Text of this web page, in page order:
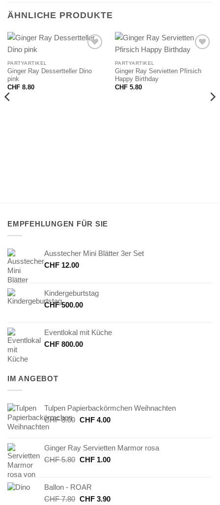
ÄHNLICHE PRODUKTE
PARTYARTIKEL
Ginger Ray Dessertteller Dino
pink
CHF8.80
PARTYARTIKEL
Ginger Ray Servietten Pfirsich
Happy Birthday
CHF5.80
EMPFEHLUNGEN FÜR SIE
Ausstecher Mini Blätter 3er Set
CHF 12.00
Kindergeburtstag
CHF500.00
Eventlokal mit Küche
CHF 800.00
IM ANGEBOT
Tulpen Papierbackörmchen Weihnachten
CHF8.00 Ursprünglicher
CHF 8.00
CHF4.00Aktueller
CHF 4.00.
Ginger Ray Servietten Marmor rosa
CHF5.80 Ursprünglicher
CHF 5.80
CHF1.00Aktueller
Ballon - ROAR
CHF7.80 Ursprünglicher
CHF3.90Aktueller